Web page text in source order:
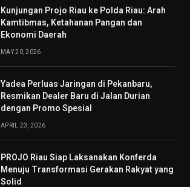
Kunjungan Projo Riau ke Polda Riau: Arah
Kamtibmas, Ketahanan Pangan dan
Ekonomi Daerah
MAY 20, 2026
Yadea Perluas Jaringan di Pekanbaru,
Resmikan Dealer Baru di Jalan Durian
dengan Promo Spesial
APRIL 23, 2026
PROJO Riau Siap Laksanakan Konferda
Menuju Transformasi Gerakan Rakyat yang
Solid